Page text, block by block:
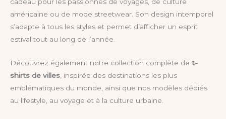
cadeau pour les passionnés de voyages, de culture
américaine ou de mode streetwear. Son design intemporel
s’adapte à tous les styles et permet d’afficher un esprit
estival tout au long de l’année.
Découvrez également notre collection complète de t-
shirts de villes , inspirée des destinations les plus
emblématiques du monde, ainsi que nos modèles dédiés
au lifestyle, au voyage et à la culture urbaine.